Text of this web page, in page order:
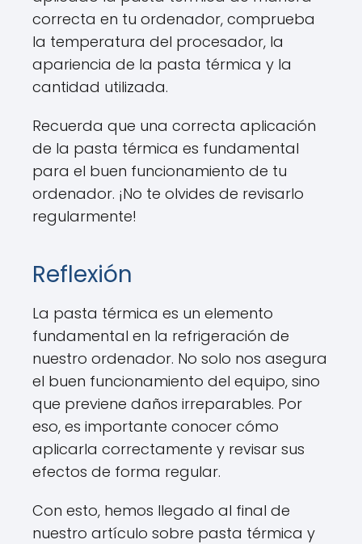
correcta en tu ordenador, comprueba
la temperatura del procesador, la
apariencia de la pasta térmica y la
cantidad utilizada.
Recuerda que una correcta aplicación
de la pasta térmica es fundamental
para el buen funcionamiento de tu
ordenador. ¡No te olvides de revisarlo
regularmente!
Reflexión
La pasta térmica es un elemento
fundamental en la refrigeración de
nuestro ordenador. No solo nos asegura
el buen funcionamiento del equipo, sino
que previene daños irreparables. Por
eso, es importante conocer cómo
aplicarla correctamente y revisar sus
efectos de forma regular.
Con esto, hemos llegado al final de
nuestro artículo sobre pasta térmica y